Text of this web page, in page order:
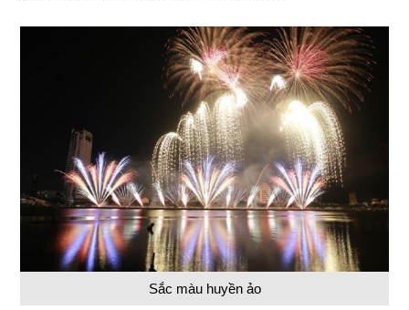
Sắc màu huyền ảo